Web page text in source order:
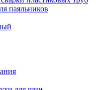
паяльников